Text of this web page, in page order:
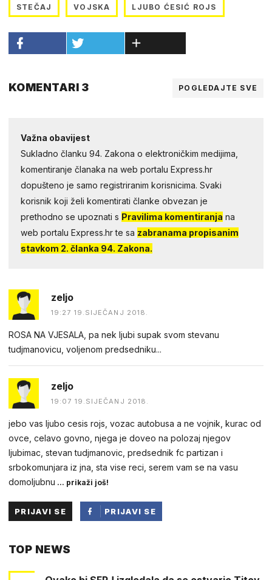
STEČAJ VOJSKA LJUBO ĆESIĆ ROJS
KOMENTARI 3 POGLEDAJTE SVE
Važna obavijest
Sukladno članku 94. Zakona o elektroničkim medijima,
komentiranje članaka na web portalu Express.hr
dopušteno je samo registriranim korisnicima. Svaki
korisnik koji želi komentirati članke obvezan je
prethodno se upoznati s Pravilima komentiranja na
web portalu Express.hr te sa zabranama propisanim
stavkom 2. članka 94. Zakona.
zeljo
19:27 19.SIJEČANJ 2018.
ROSA NA VJESALA, pa nek ljubi supak svom stevanu
tudjmanovicu, voljenom predsedniku...
zeljo
19:07 19.SIJEČANJ 2018.
jebo vas ljubo cesis rojs, vozac autobusa a ne vojnik, kurac od
ovce, celavo govno, njega je doveo na polozaj njegov
ljubimac, stevan tudjmanovic, predsednik fc partizan i
srbokomunjara iz jna, sta vise reci, serem vam se na vasu
domoljubnu ... prikaži još!
PRIJAVI SE
PRIJAVI SE
TOP NEWS